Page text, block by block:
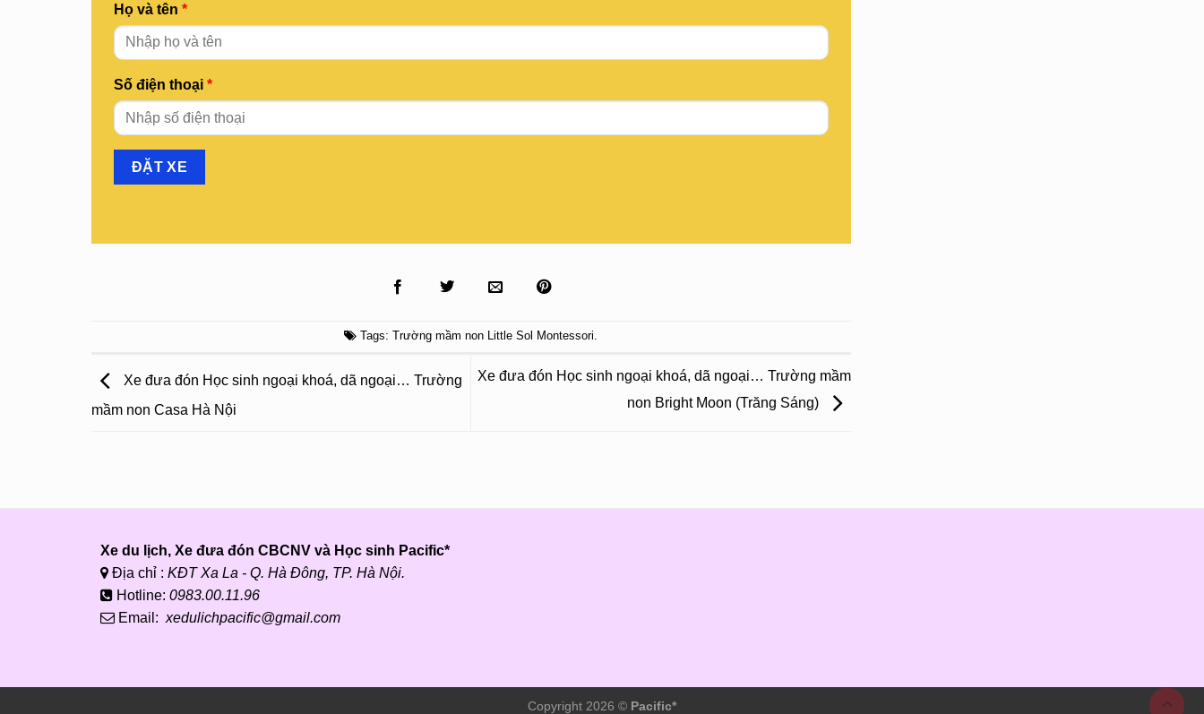
Họ và tên *
Số điện thoại *
Tags:Trường mầm non Little Sol Montessori.
Xe đưa đón Học sinh ngoại khoá, dã ngoại… Trường
mầm non Casa Hà Nội
Xe đưa đón Học sinh ngoại khoá, dã ngoại… Trường mầm
non Bright Moon (Trăng Sáng)
Xe du lịch, Xe đưa đón CBCNV và Học sinh Pacific*
Địa chỉ : KĐT Xa La - Q. Hà Đông, TP. Hà Nội.
Hotline: 0983.00.11.96
Email: xedulichpacific@gmail.com
Copyright 2026 © Pacific*